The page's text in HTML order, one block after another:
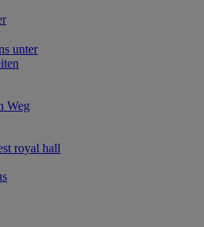
unter
Weg
royal hall